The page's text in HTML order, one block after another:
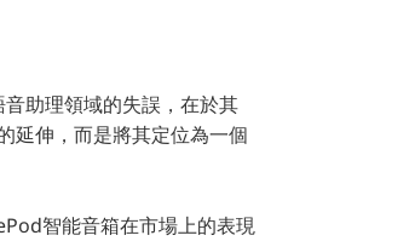
助理領域的失誤，在於其
延伸，而是將其定位為一個
智能音箱在市場上的表現